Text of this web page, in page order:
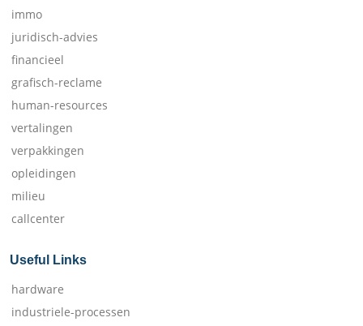
immo
juridisch-advies
financieel
grafisch-reclame
human-resources
vertalingen
verpakkingen
opleidingen
milieu
callcenter
Useful Links
hardware
industriele-processen